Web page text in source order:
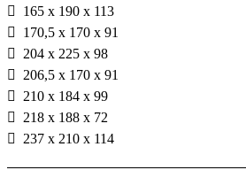
165 х 190 х 113
170,5 х 170 х 91
204 х 225 х 98
206,5 х 170 х 91
210 х 184 х 99
218 х 188 х 72
237 х 210 х 114